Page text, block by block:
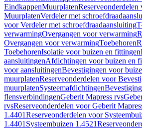
EindkappenMuurplatenReserveonderdelen
MuurplatenVerdeler met
voor Verdeler met schroefdraadaansluiting
verwarmingOvergangen voor verwarming
Overgangen voor verwarmingToebehoren
ToebehorenIsolatie voor buizen en fittingen
aansluitingenAfdichtingen voor buizen en
voor aansluitingenBevestigingen voor
muurplatenReserveonderdelen voor
muurplatenSysteemafdichtingen
flensverbindingenGeberit Mapress rvs
rvsReserveonderdelen voor Geberit
1.4401Reserveonderdelen voor
1.4401 Systeembuizen 1.4521